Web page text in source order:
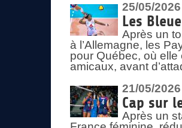
25/05/2026
Les
Après un
à l’Allemagne, les
pour Québec, où
amicaux, avant
21/05/2026
Cap sur
Après un